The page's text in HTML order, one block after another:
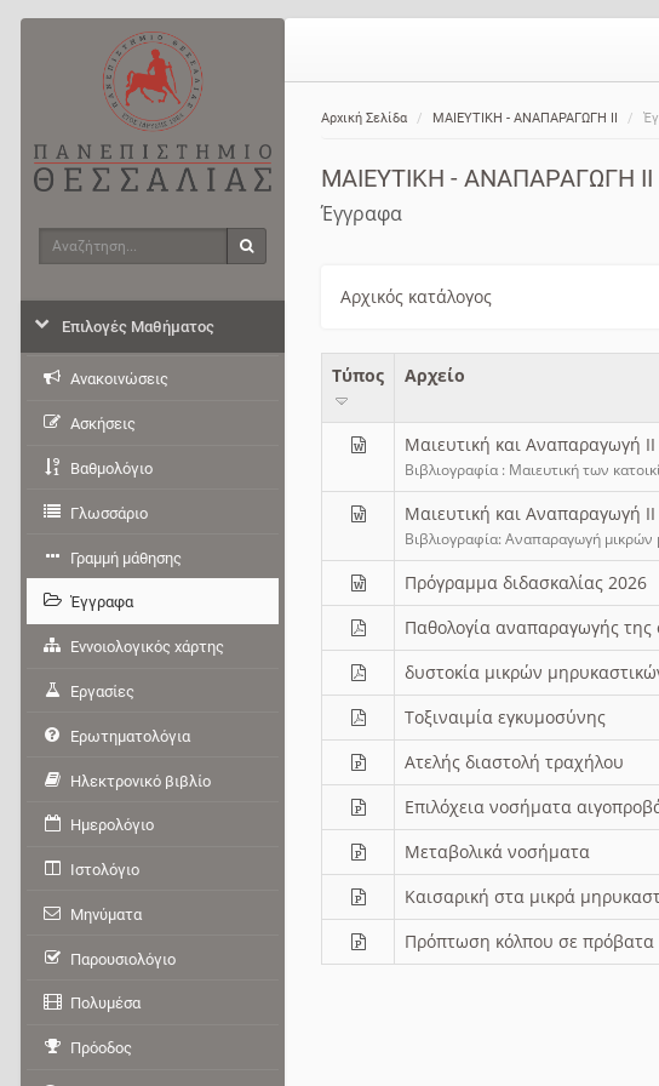
Αρχική Σελίδα ΜΑΙΕΥΤΙΚΗ - ΑΝΑΠΑΡΑΓΩΓΗ ΙΙ
ΜΑΙΕΥΤΙΚΗ - ΑΝΑΠΑΡΑΓΩΓΗ ΙΙ
Έγγραφα
Αρχικός κατάλογος
Τύπος Aρχείο
Μαιευτική και Αναπαραγωγή
Βιβλιογραφία : Μαιευτική των
Μαιευτική και Αναπαραγωγή
Βιβλιογραφία: Αναπαραγωγή μικρών
Πρόγραμμα διδασκαλίας 2026
Παθολογία αναπαραγωγής της
δυστοκία μικρών
Τοξιναιμία εγκυμοσύνης
Ατελής διαστολή τραχήλου
Επιλόχεια νοσήματα
Μεταβολικά νοσήματα
Καισαρική στα μικρά
Πρόπτωση κόλπου σε πρόβατα
Αναζήτηση
Επιλογές Μαθήματος
Ανακοινώσεις
Ασκήσεις
Βαθμολόγιο
Γλωσσάριο
Γραμμή μάθησης
Έγγραφα
Εννοιολογικός χάρτης
Εργασίες
Ερωτηματολόγια
Ηλεκτρονικό βιβλίο
Ημερολόγιο
Ιστολόγιο
Μηνύματα
Παρουσιολόγιο
Πολυμέσα
Πρόοδος